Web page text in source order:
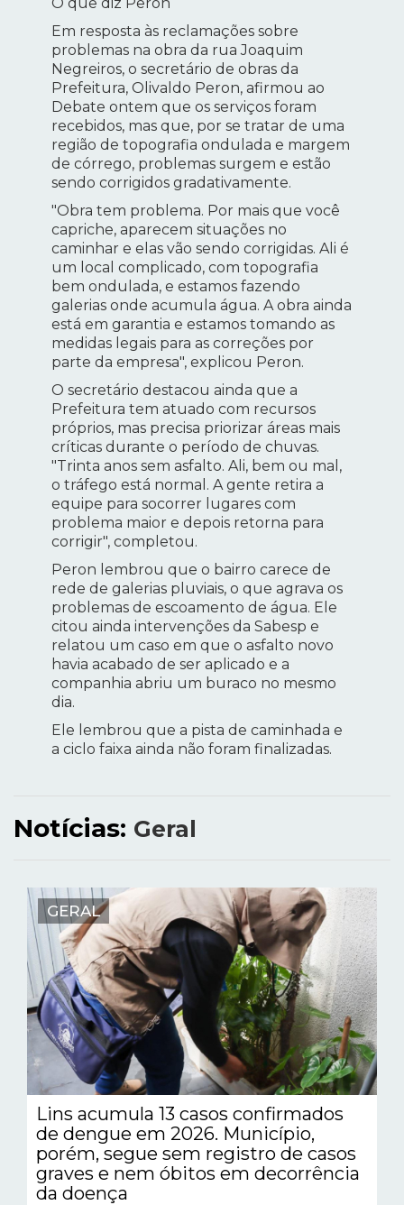
Em resposta às reclamações sobre
problemas na obra da rua Joaquim
Negreiros, o secretário de obras da
Prefeitura, Olivaldo Peron, afirmou ao
Debate ontem que os serviços foram
recebidos, mas que, por se tratar de uma
região de topografia ondulada e margem
de córrego, problemas surgem e estão
sendo corrigidos gradativamente.
"Obra tem problema. Por mais que você
capriche, aparecem situações no
caminhar e elas vão sendo corrigidas. Ali é
um local complicado, com topografia
bem ondulada, e estamos fazendo
galerias onde acumula água. A obra ainda
está em garantia e estamos tomando as
medidas legais para as correções por
parte da empresa", explicou Peron.
O secretário destacou ainda que a
Prefeitura tem atuado com recursos
próprios, mas precisa priorizar áreas mais
críticas durante o período de chuvas.
"Trinta anos sem asfalto. Ali, bem ou mal,
o tráfego está normal. A gente retira a
equipe para socorrer lugares com
problema maior e depois retorna para
corrigir", completou.
Peron lembrou que o bairro carece de
rede de galerias pluviais, o que agrava os
problemas de escoamento de água. Ele
citou ainda intervenções da Sabesp e
relatou um caso em que o asfalto novo
havia acabado de ser aplicado e a
companhia abriu um buraco no mesmo
dia.
Ele lembrou que a pista de caminhada e
a ciclo faixa ainda não foram finalizadas.
Notícias: Geral
GERAL
Lins acumula 13 casos confirmados
de dengue em 2026. Município,
porém, segue sem registro de casos
graves e nem óbitos em decorrência
da doença